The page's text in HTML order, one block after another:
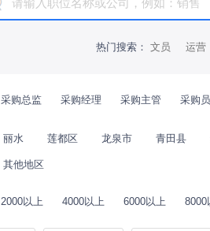
热门搜索： 文员 运营
采购总监 采购经理 采购主管 采购员
丽水 莲都区 龙泉市 青田县
其他地区
2000以上 4000以上 6000以上 8000